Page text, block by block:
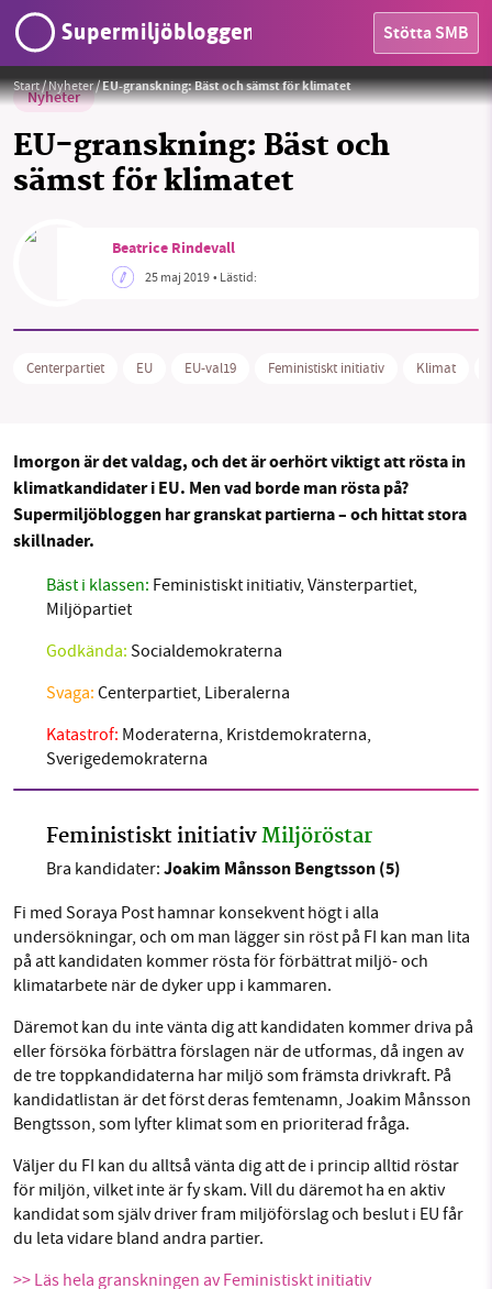
Supermiljöbloggen Stötta SMB
OM OSS
Sök Sparade inlägg Tipsa oss
Facebook Instagram
Threads
Start/Nyheter/EU-granskning: Bäst och sämst för klimatet
Nyheter
EU-granskning: Bäst och
sämst för klimatet
Foto:
Beatrice Rindevall
25 maj 2019• Lästid:
Centerpartiet EU EU-val19 Feministiskt initiativ Klimat
Imorgon är det valdag, och det är oerhört viktigt att rösta in
klimatkandidater i EU. Men vad borde man rösta på?
Supermiljöbloggen har granskat partierna – och hittat stora
skillnader.
Bäst i klassen: Feministiskt initiativ, Vänsterpartiet,
Miljöpartiet
Godkända: Socialdemokraterna
Svaga: Centerpartiet, Liberalerna
Katastrof: Moderaterna, Kristdemokraterna,
Sverigedemokraterna
Feministiskt initiativMiljöröstar
Bra kandidater: Joakim Månsson Bengtsson (5)
Fi med Soraya Post hamnar konsekvent högt i alla
undersökningar, och om man lägger sin röst på FI kan man lita
på att kandidaten kommer rösta för förbättrat miljö- och
klimatarbete när de dyker upp i kammaren.
Däremot kan du inte vänta dig att kandidaten kommer driva på
eller försöka förbättra förslagen när de utformas, då ingen av
de tre toppkandidaterna har miljö som främsta drivkraft. På
kandidatlistan är det först deras femtenamn, Joakim Månsson
Bengtsson, som lyfter klimat som en prioriterad fråga.
Väljer du FI kan du alltså vänta dig att de i princip alltid röstar
för miljön, vilket inte är fy skam. Vill du däremot ha en aktiv
kandidat som själv driver fram miljöförslag och beslut i EU får
du leta vidare bland andra partier.
>> Läs hela granskningen av Feministiskt initiativ
SMB kämpar för en hållbar framtid. Sedan
starten 2010 har vår ideella redaktion drivit
miljödebatten framåt genom
utveckla vårt arbete – och vi hoppas att du
Stötta vårt arbete genom att swisha en slant till
1231368703